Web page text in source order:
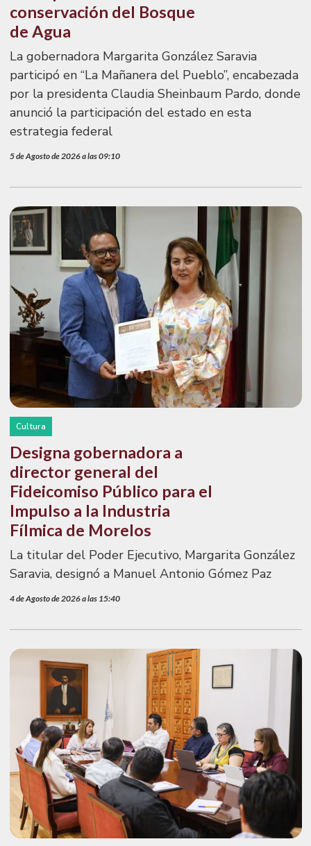
conservación del Bosque
de Agua
La gobernadora Margarita González Saravia
participó en “La Mañanera del Pueblo”, encabezada
por la presidenta Claudia Sheinbaum Pardo, donde
anunció la participación del estado en esta
estrategia federal
5 de Agosto de 2026 a las 09:10
Cultura
Designa gobernadora a
director general del
Fideicomiso Público para el
Impulso a la Industria
Fílmica de Morelos
La titular del Poder Ejecutivo, Margarita González
Saravia, designó a Manuel Antonio Gómez Paz
4 de Agosto de 2026 a las 15:40